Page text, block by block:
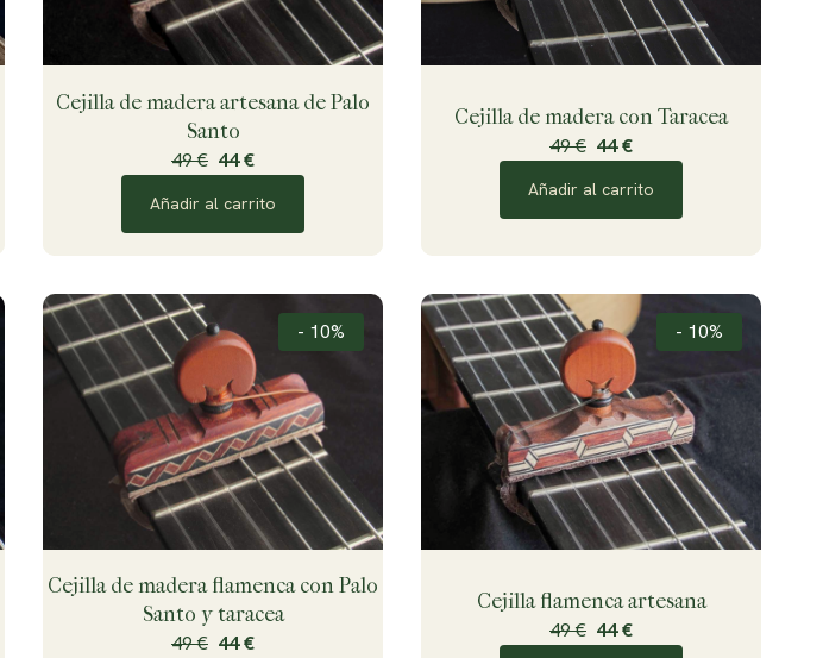
Cejilla de madera artesana de Palo
Santo
49 € 44 €
Añadir al carrito
Cejilla de madera con Taracea
49 € 44 €
Añadir al carrito
- 10%
Cejilla de madera flamenca con Palo
Santo y taracea
49 € 44 €
- 10%
Cejilla flamenca artesana
49 € 44 €